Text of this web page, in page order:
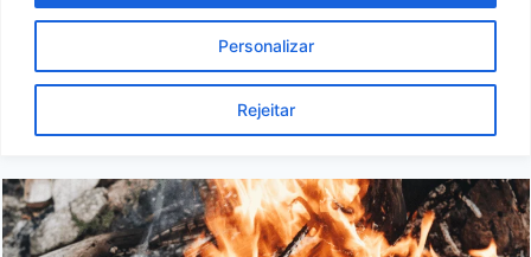
Personalizar
Rejeitar
Jogo de panelas que não descasca: guia
definitivo de materiais maciços
19/07/2026 Dicas